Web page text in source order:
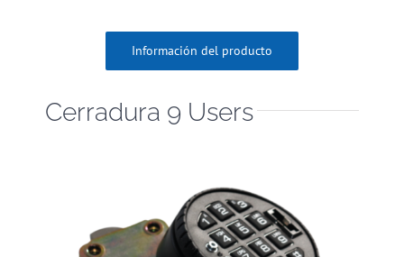
Información del producto
Cerradura 9 Users